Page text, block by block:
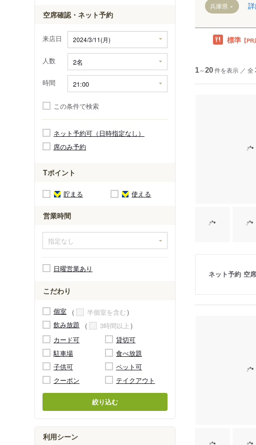
空席確認・ネット予約
来店日
人数
時間
この条件で検索
ネット予約可（日時指定なし）
席のみ予約
Tポイント
貯まる 使える
営業時間
日曜営業あり
こだわり
個室
半個室を含む
飲み放題
3時間以上
カード可
貸切可
駐車場
食べ放題
子供可
ペット可
クーポン
テイクアウト
絞り込む
利用シーン
兵庫県
標準【PR
1～20件を表示 ／ 全
ネット予約 空